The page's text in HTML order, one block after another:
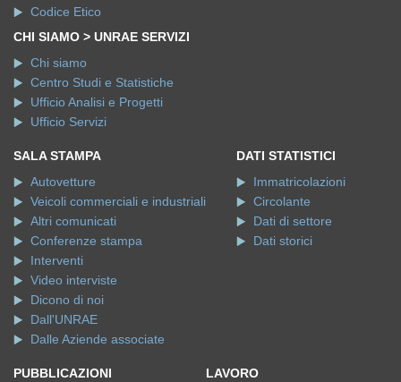
Codice Etico
CHI SIAMO > UNRAE SERVIZI
Chi siamo
Centro Studi e Statistiche
Ufficio Analisi e Progetti
Ufficio Servizi
SALA STAMPA
Autovetture
Veicoli commerciali e industriali
Altri comunicati
Conferenze stampa
Interventi
Video interviste
Dicono di noi
Dall'UNRAE
Dalle Aziende associate
DATI STATISTICI
Immatricolazioni
Circolante
Dati di settore
Dati storici
PUBBLICAZIONI
LAVORO